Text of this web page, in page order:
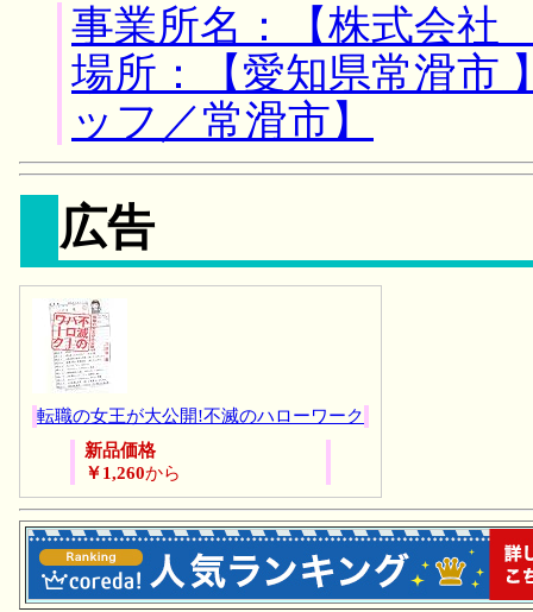
事業所名：【株式会
場所：【愛知県常滑市
ッフ／常滑市】
広告
転職の女王が大公開!不滅のハローワーク
新品価格
￥1,260から